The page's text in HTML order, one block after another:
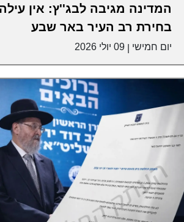
המדינה מגיבה לבג''ץ: אין
בחירת רב העיר באר שבע
יום חמישי 09 יולי 2026